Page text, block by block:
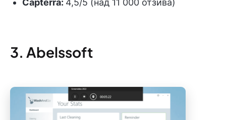
Capterra: 4,5/5 (над 11 000 отзива)
3. Abelssoft